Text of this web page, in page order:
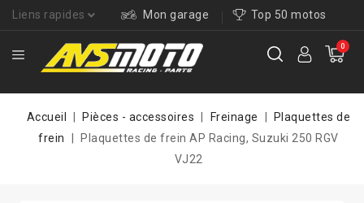
Liens rapides Mon garage Top 50 motos
0
Accueil Pièces - accessoires Freinage
Plaquettes de
frein
Plaquettes de frein AP Racing, Suzuki 250 RGV
VJ22